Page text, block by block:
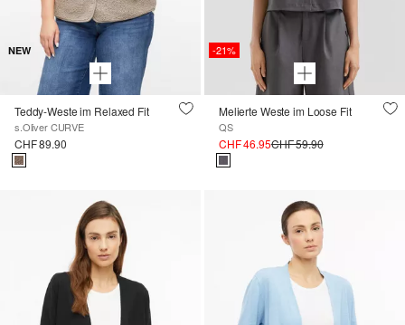
NEW
Teddy-Weste im Relaxed Fit
s.Oliver CURVE
CHF 89.90
-21%
Melierte Weste im Loose Fit
QS
CHF 46.95CHF 59.90